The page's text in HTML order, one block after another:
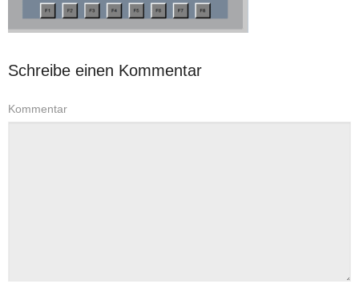
Schreibe einen Kommentar
Kommentar